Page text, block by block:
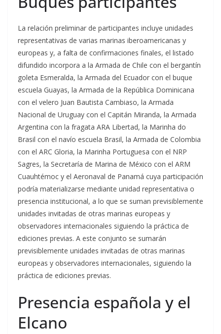
La relación preliminar de participantes incluye unidades
representativas de varias marinas iberoamericanas y
europeas y, a falta de confirmaciones finales, el listado
difundido incorpora a la Armada de Chile con el bergantín
goleta Esmeralda, la Armada del Ecuador con el buque
escuela Guayas, la Armada de la República Dominicana
con el velero Juan Bautista Cambiaso, la Armada
Nacional de Uruguay con el Capitán Miranda, la Armada
Argentina con la fragata ARA Libertad, la Marinha do
Brasil con el navío escuela Brasil, la Armada de Colombia
con el ARC Gloria, la Marinha Portuguesa con el NRP
Sagres, la Secretaría de Marina de México con el ARM
Cuauhtémoc y el Aeronaval de Panamá cuya participación
podría materializarse mediante unidad representativa o
presencia institucional, a lo que se suman previsiblemente
unidades invitadas de otras marinas europeas y
observadores internacionales siguiendo la práctica de
ediciones previas. A este conjunto se sumarán
previsiblemente unidades invitadas de otras marinas
europeas y observadores internacionales, siguiendo la
práctica de ediciones previas.
Presencia española y el
Elcano